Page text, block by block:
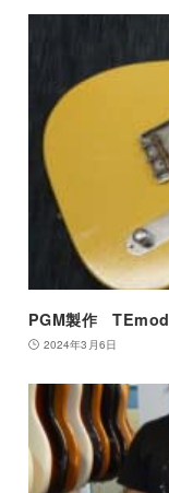
PGM製作
2024年3月6日